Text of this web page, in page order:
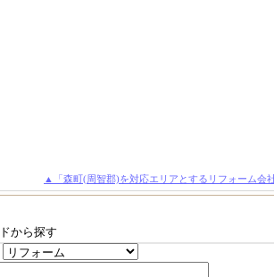
▲「森町(周智郡)を対応エリアとするリフォーム会
から探す